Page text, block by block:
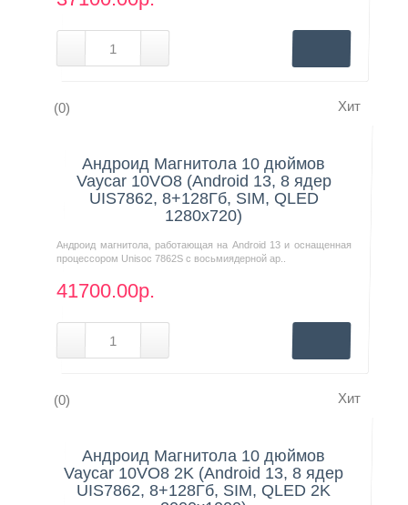
(0) Хит
Андроид Магнитола 10 дюймов
Vaycar 10VO8 (Android 13, 8 ядер
UIS7862, 8+128Гб, SIM, QLED
1280x720)
Андроид магнитола, работающая на Android 13 и оснащенная
процессором Unisoc 7862S с восьмиядерной ар..
41700.00р.
(0) Хит
Андроид Магнитола 10 дюймов
Vaycar 10VO8 2K (Android 13, 8 ядер
UIS7862, 8+128Гб, SIM, QLED 2K